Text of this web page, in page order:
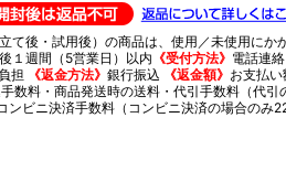
て後・試用後）の商品は、使用／未使用にか
１週間（5営業日）以内 《受付方法》 電話連
担 《返金方法》 銀行振込 《返金額》 お支払
数料・商品発送時の送料・代引手数料（代
ンビニ決済手数料（コンビニ決済の場合のみ